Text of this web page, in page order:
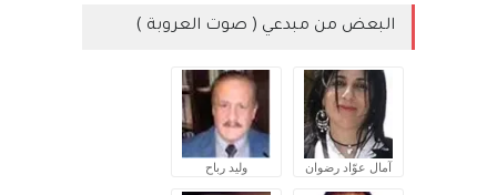
البعض من مبدعي ( صوت العروبة )
آمال عوّاد رضوان وليد رباح